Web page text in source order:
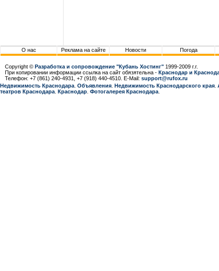
О нас Реклама на сайте Новости Погода
Copyright © Разработка и сопровождение "Кубань Хостинг" 1999-2009 г.г.
При копировании информации ссылка на сайт обязятельна - Краснодар и
Телефон: +7 (861) 240-4931, +7 (918) 440-4510. E-Mail: support@rufox.ru
Недвижимость Краснодара Объявления Недвижимость Краснодарcкого края
театров Краснодара Краснодар Фотогалерея Краснодара